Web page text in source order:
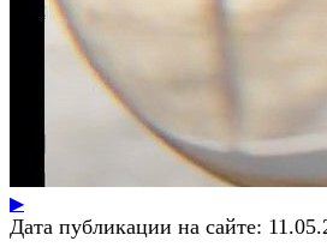
▶
Дата публикации на сайте: